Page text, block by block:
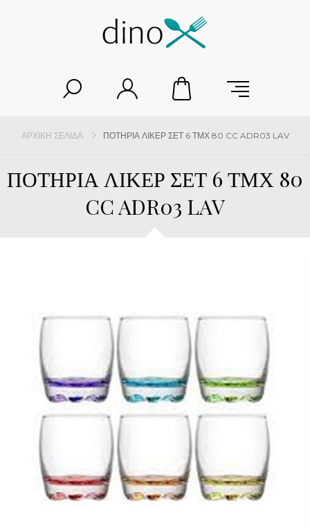
ΑΡΧΙΚΉ ΣΕΛΊΔΑ ΠΟΤΗΡΙΑ ΛΙΚΕΡ ΣΕΤ 6 ΤΜΧ 80 CC ADR03 LAV
ΠΟΤΗΡΙΑ ΛΙΚΕΡ ΣΕΤ 6 ΤΜΧ 80
CC ADR03 LAV